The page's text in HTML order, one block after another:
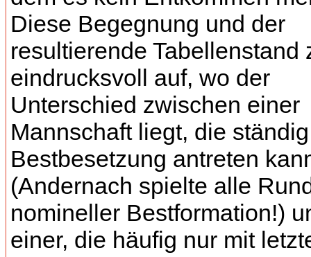
Diese Begegnung und der
resultierende Tabellenstand
eindrucksvoll auf, wo der
Unterschied zwischen einer
Mannschaft liegt, die
Bestbesetzung antreten
(Andernach spielte alle
nomineller Bestformation!)
einer, die häufig nur mit